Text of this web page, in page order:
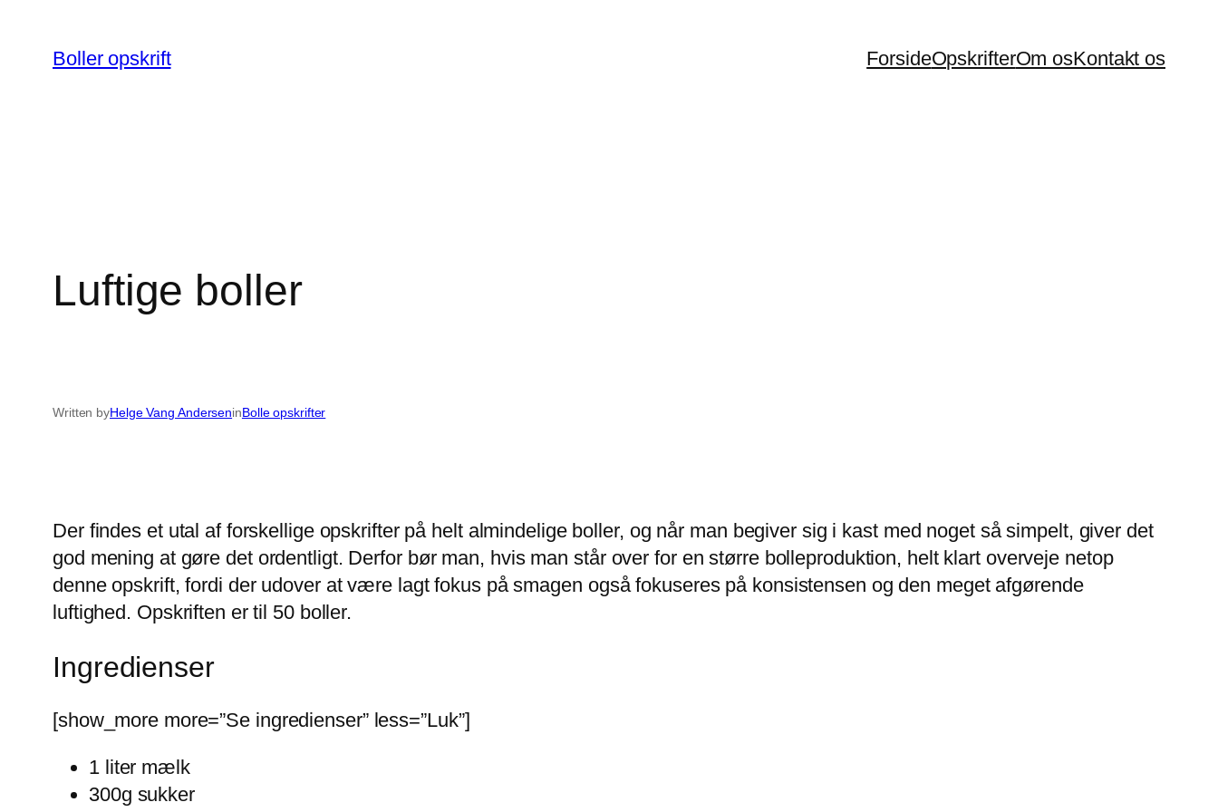
indhold
Boller opskrift ForsideOpskrifterOm osKontakt os
Luftige boller
Written byHelge Vang AnderseninBolle opskrifter
Der findes et utal af forskellige opskrifter på helt almindelige boller, og når man begiver sig i kast med noget så simpelt, giver det
god mening at gøre det ordentligt. Derfor bør man, hvis man står over for en større bolleproduktion, helt klart overveje netop
denne opskrift, fordi der udover at være lagt fokus på smagen også fokuseres på konsistensen og den meget afgørende
luftighed. Opskriften er til 50 boller.
Ingredienser
[show_more more=”Se ingredienser” less=”Luk”]
1 liter mælk
300g sukker